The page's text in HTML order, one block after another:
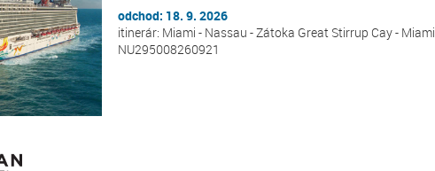
odchod: 18. 9. 2026
itinerár: Miami - Nassau - Zátoka Great Stirrup Cay - Miami
NU295008260921